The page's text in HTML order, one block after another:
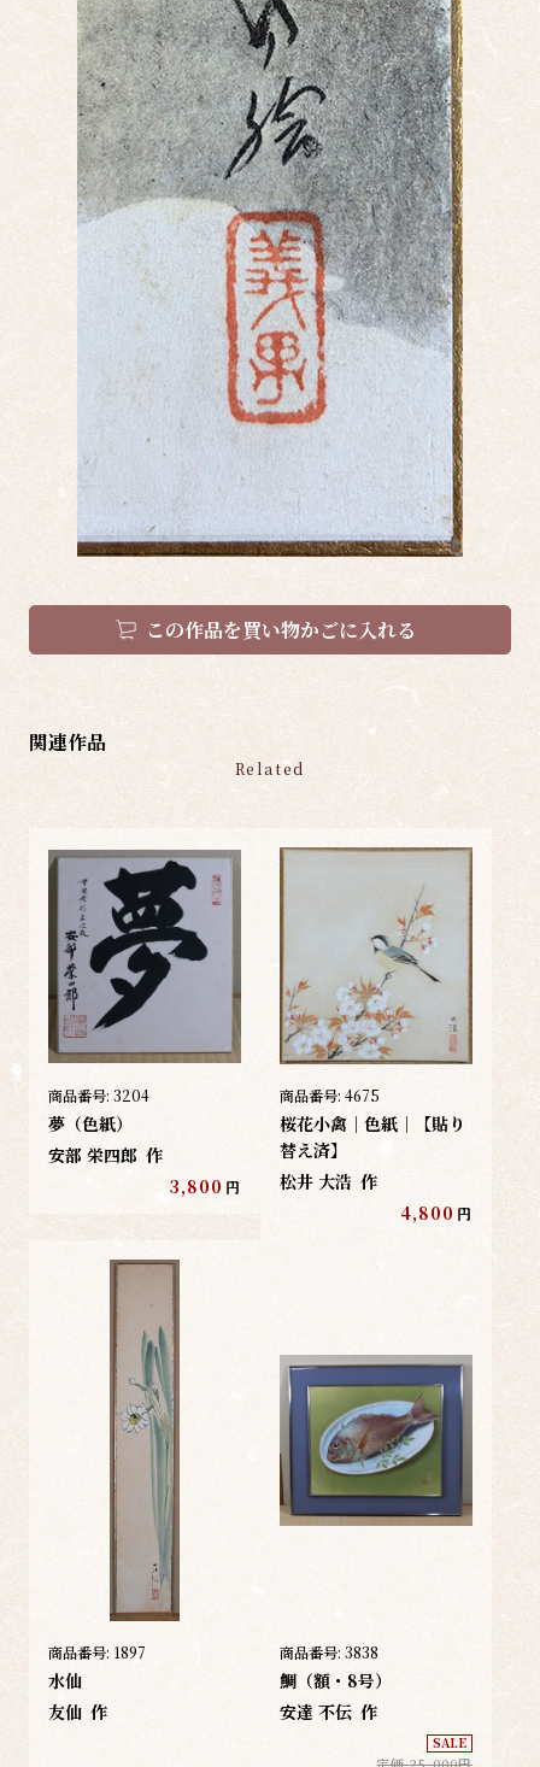
この作品を買い物かごに入れる
関連作品
Related
商品番号: 3204
夢（色紙）
安部 栄四郎 作
3,800 円
商品番号: 4675
桜花小禽｜色紙｜【貼り
替え済】
松井 大浩 作
4,800 円
商品番号: 1897
水仙
友仙 作
商品番号: 3838
鯛（額・8号）
安達 不伝 作
SALE